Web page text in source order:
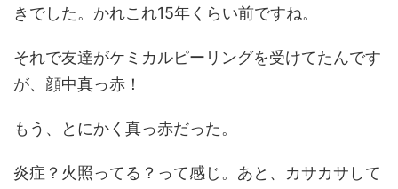
きでした。かれこれ15年くらい前ですね。
それで友達がケミカルピーリングを受けてたんです
が、顔中真っ赤！
もう、とにかく真っ赤だった。
炎症？火照ってる？って感じ。あと、カサカサして